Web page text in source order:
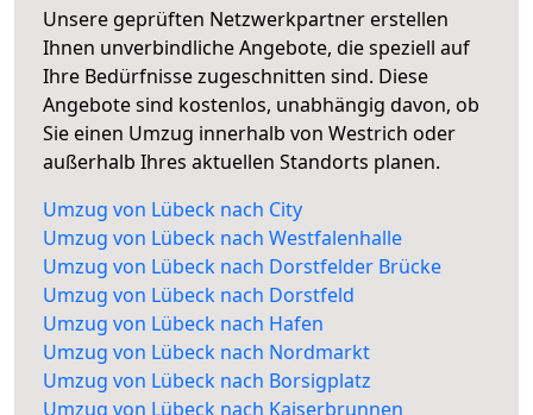
Unsere geprüften Netzwerkpartner erstellen
Ihnen unverbindliche Angebote, die speziell auf
Ihre Bedürfnisse zugeschnitten sind. Diese
Angebote sind kostenlos, unabhängig davon, ob
Sie einen Umzug innerhalb von Westrich oder
außerhalb Ihres aktuellen Standorts planen.
Umzug von Lübeck nach City
Umzug von Lübeck nach Westfalenhalle
Umzug von Lübeck nach Dorstfelder Brücke
Umzug von Lübeck nach Dorstfeld
Umzug von Lübeck nach Hafen
Umzug von Lübeck nach Nordmarkt
Umzug von Lübeck nach Borsigplatz
Umzug von Lübeck nach Kaiserbrunnen